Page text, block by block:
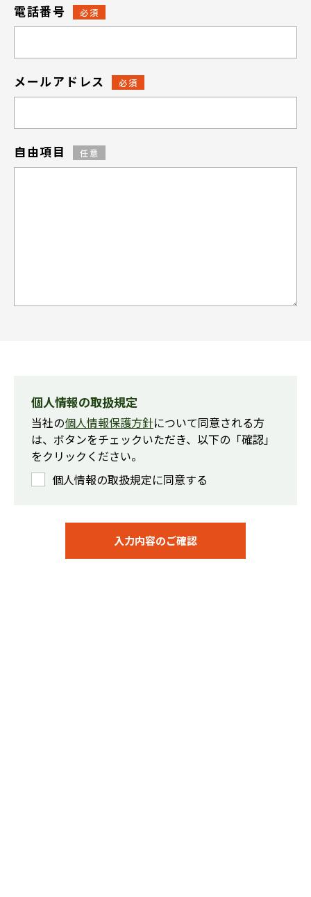
電話番号 必須
メールアドレス 必須
自由項目 任意
個人情報の取扱規定
当社の個人情報保護方針について同意される方
は、ボタンをチェックいただき、 以下の「確認」
をクリックください。
個人情報の取扱規定に同意する
入力内容のご確認
エントリーへ